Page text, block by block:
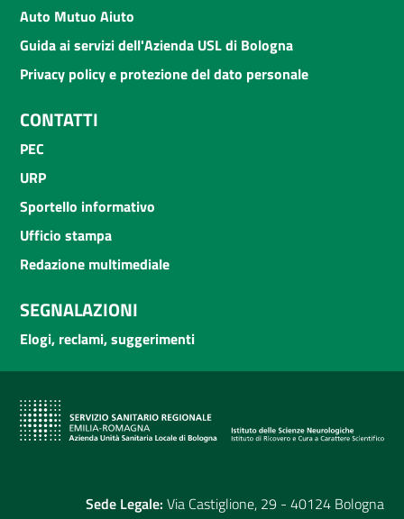
Auto Mutuo Aiuto
Guida ai servizi dell'Azienda USL di Bologna
Privacy policy e protezione del dato personale
CONTATTI
PEC
URP
Sportello informativo
Ufficio stampa
Redazione multimediale
SEGNALAZIONI
Elogi, reclami, suggerimenti
Sede Legale: Via Castiglione, 29 - 40124 Bologna